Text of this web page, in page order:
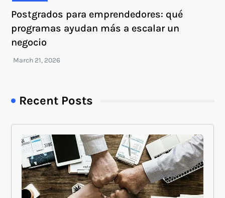
Postgrados para emprendedores: qué
programas ayudan más a escalar un
negocio
Recent Posts